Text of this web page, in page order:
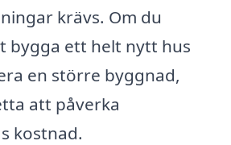
krävs. Om du
bygga ett helt nytt hus
en större byggnad,
att påverka
kostnad.